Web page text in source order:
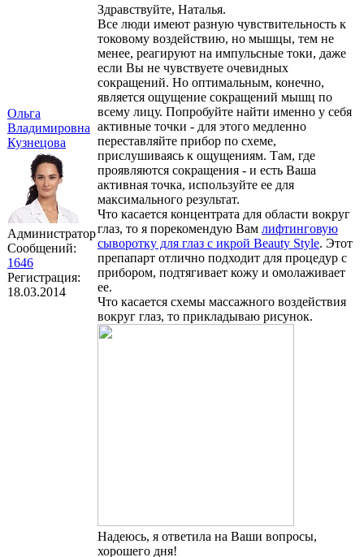
Ольга
Владимировна
Кузнецова
Администратор
Сообщений:
1646
Регистрация:
18.03.2014
Здравствуйте, Наталья.
Все люди имеют разную чувствительность к
токовому воздействию, но мышцы, тем не
менее, реагируют на импульсные токи, даже
если Вы не чувствуете очевидных
сокращений. Но оптимальным, конечно,
является ощущение сокращений мышц по
всему лицу. Попробуйте найти именно у себя
активные точки - для этого медленно
переставляйте прибор по схеме,
прислушиваясь к ощущениям. Там, где
проявляются сокращения - и есть Ваша
активная точка, используйте ее для
максимального результат.
Что касается концентрата для области вокруг
глаз, то я порекомендую Вам лифтинговую
сыворотку для глаз с икрой Beauty Style. Этот
препапарт отлично подходит для процедур с
прибором, подтягивает кожу и омолаживает
ее.
Что касается схемы массажного воздействия
вокруг глаз, то прикладываю рисунок.
Надеюсь, я ответила на Ваши вопросы,
хорошего дня!